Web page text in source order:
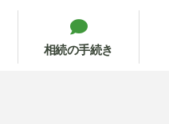
相続の手続き